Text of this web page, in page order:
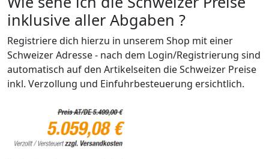
inklusive aller Abgaben ?
Registriere dich hierzu in unserem Shop mit einer
Schweizer Adresse - nach dem Login/Registrierung sind
automatisch auf den Artikelseiten die Schweizer Preise
inkl. Verzollung und Einfuhrbesteuerung ersichtlich.